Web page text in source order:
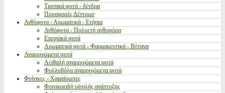
Τροπικά φυτά - δένδρα
Προσφορές Δέντρων
Ανθόφυτα - Αρωματικά - Ετήσια
Ανθόφυτα - Πολυετή ανθοφόρα
Εποχιακά φυτά
Αρωματικά φυτά - Φαρμακευτικά - Βότανα
Αναρριχώμενα φυτά
Αειθαλή αναρριχώμενα φυτά
Φυλλοβόλα αναρριχώμενα φυτά
Φοίνικες - Χαμαίρωπες
Φοινικοειδή υψηλής ανάπτυξης